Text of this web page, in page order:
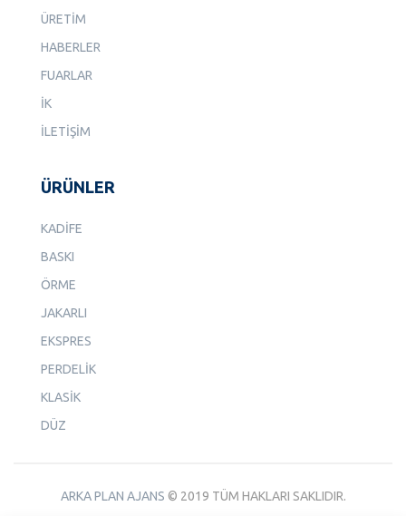
ÜRETİM
HABERLER
FUARLAR
İK
İLETİŞİM
ÜRÜNLER
KADİFE
BASKI
ÖRME
JAKARLI
EKSPRES
PERDELİK
KLASİK
DÜZ
ARKA PLAN AJANS © 2019 TÜM HAKLARI SAKLIDIR.